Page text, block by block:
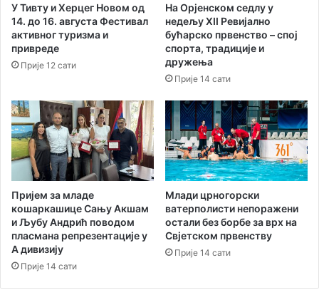
У Тивту и Херцег Новом од
14. до 16. августа Фестивал
активног туризма и
привреде
Прије 12 сати
На Орјенском седлу у
нед‌ељу XII Ревијално
бућарско првенство – спој
спорта, традиције и
дружења
Прије 14 сати
Пријем за младе
кошаркашице Сању Акшам
и Љубу Андрић поводом
пласмана репрезентације у
А дивизију
Прије 14 сати
Млади црногорски
ватерполисти непоражени
остали без борбе за врх на
Свјетском првенству
Прије 14 сати